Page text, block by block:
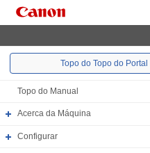
Topo do Topo do Portal
Topo do Manual
Acerca da Máquina
Configurar